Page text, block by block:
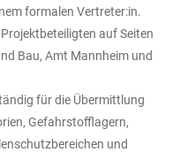
formalen Vertreter:in.
auf Seiten
Bau, Amt Mannheim und
für die Übermittlung
Gefahrstofflagern,
und